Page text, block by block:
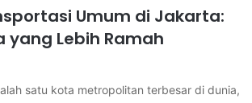
Umum di Jakarta:
yang Lebih Ramah
satu kota metropolitan terbesar di dunia,